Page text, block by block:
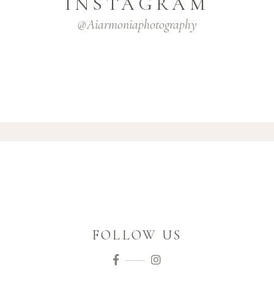
@aiarmoniaphotography
FOLLOW US